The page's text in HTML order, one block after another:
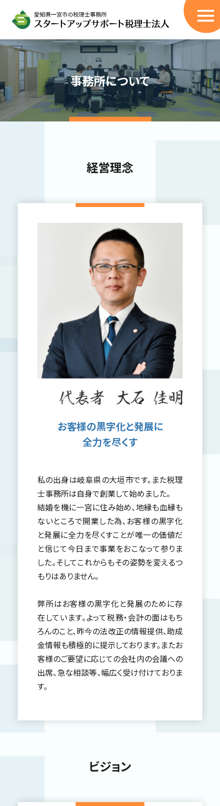
サービス
税理士顧問サービス
創業融資サポート
無申告/過年度の申告書作成
（405事業・経営改善計画策定支援）
BPOサービス
MAS監査
私たちについて
事務所について
黒字化と発展のために
スタッフ紹介
コンテンツ
新着情報
税務情報コラム
採用情報
事務所について
経営理念
お客様の黒字化と発展に
全力を尽くす
私の出身は岐阜県の大垣市です。また税理
士事務所は自身で創業して始めました。
結婚を機に一宮に住み始め、地縁も血縁も
ないところで開業した為、お客様の黒字化
と発展に全力を尽くすことが唯一の価値だ
と信じて今日まで事業をおこなって参りま
した。そしてこれからもその姿勢を変えるつ
もりはありません。
弊所はお客様の黒字化と発展のために存
在しています。よって税務・会計の面はもち
ろんのこと、昨今の法改正の情報提供、助成
金情報も積極的に提示しております。またお
客様のご要望に応じての会社内の会議への
出席、急な相談等、幅広く受け付けておりま
す。
ビジョン